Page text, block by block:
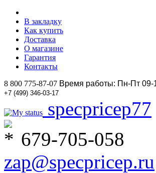
В закладку
Как купить
Доставка
О магазине
Гарантия
Контакты
8 800 775-87-07 Время работы: Пн-Пт 09-
+7 (499) 346-03-17
specpricep77
679-705-058
zap@specpricep.ru